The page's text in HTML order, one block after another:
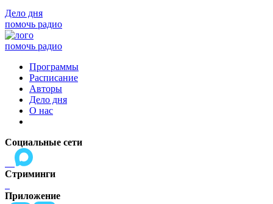
Дело дня
помочь радио
помочь радио
Программы
Расписание
Авторы
Дело дня
О нас
Социальные сети
Стриминги
Приложение